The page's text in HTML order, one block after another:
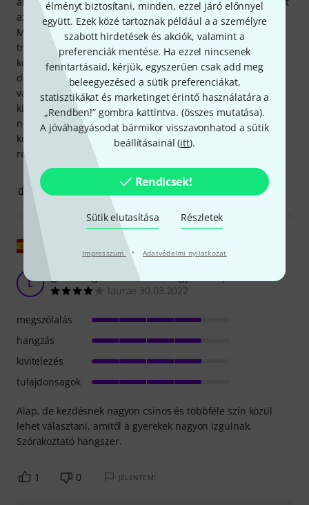
élményt biztosítani, minden, ezzel járó előnnyel
együtt. Ezek közé tartoznak például a a személyre
szabott hirdetések és akciók, valamint a
preferenciák mentése. Ha ezzel nincsenek
fenntartásaid, kérjük, egyszerűen csak add meg
beleegyezésed a sütik preferenciákat,
statisztikákat és marketinget érintő használatára a
„Rendben!” gombra kattintva. (összes mutatása).
A jóváhagyásodat bármikor visszavonhatod a sütik
beállításainál (itt).
Rendicsek!
Sütik elutasítása Részletek
Impresszum · Adatvédelmi nyilatkozat
az otthoni „jó” trombitám (és ez nagyon felső középosztály).
Minden olyan funkcióval rendelkezik, mint a normál
trombitának, és könnyen tisztítható is, mert ugyanolyan
könnyen szétszedhető. Négy csillagot adtam a hangzásra,
de ez a saját játéktudásomnak köszönhető. Egy szakember
valószínűleg sokkal többet hoz ki belőle :-). Meggyőz a
kivitelezés, minden cső tökéletesen meg van fúrva, semmi
nem lötyög, nem illik. Minden fémből van. A szeretett
kompakt Hercules trombitaállványomra viszont nem illik
rendesen: ferde, de a helyén marad! Élvezem a hangszert!!
Eredeti megjelenítése
L gazdaságos kezdeni és nagyon szép
laurae 30.03.2022
Alap, de kezdésnek nagyon csinos és többféle szín közül
lehet választani, amitől a gyerekek nagyon izgulnak.
Szórakoztató hangszer.
megszólalás
hangzás
kivitelezés
tulajdonsagok
1 0 JELENTEM!